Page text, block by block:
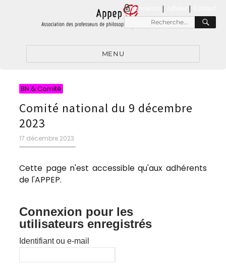
connexion |
Recherche
pour
MENU
BN & Comité
Comité national du 9 décembre
2023
Publié
le
17 décembre 2023
Cette page n'est accessible qu'aux adhérents
de l'APPEP.
Connexion pour les
utilisateurs enregistrés
Identifiant ou e-mail